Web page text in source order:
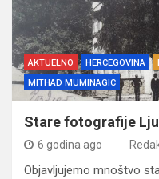
AKTUELNO HERCEGOVINA
MITHAD MUMINAGIC
Stare fotografije
6 godina ago
Objavljujemo mnoštvo